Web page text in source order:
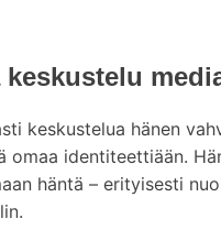
keskustelua hänen
identiteettiään.
häntä – erityisesti